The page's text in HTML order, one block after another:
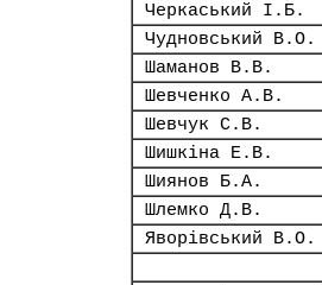
Черкаський І.Б.
Чудновський В.О.
Шаманов В.В.
Шевченко А.В.
Шевчук С.В.
Шишкіна Е.В.
Шиянов Б.А.
Шлемко Д.В.
Яворівський В.О.